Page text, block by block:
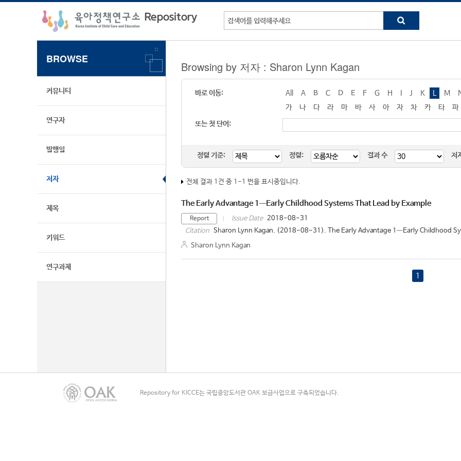
BROWSE
커뮤니티
연구자
발행일
저자
제목
키워드
연구과제
Browsing by 저자 : Sharon Lynn Kagan
바로 이동: All A B C D E F G H J K M
가
나 다 라 마 바 사 아 자 차 카 타 파
또는 첫 단어:
정렬 기준: 정렬: 결과 수 저
전체 결과 1건 중 1-1 번을 표시중입니다.
The Early Advantage 1—Early Childhood Systems That Lead by Example
Report Issue Date 2018-08-31
Citation Sharon Lynn Kagan. (2018-08-31). The Early Advantage 1—Early Childhood
Sharon Lynn Kagan
1
Repository for KICCE는 국립중앙도서관 OAK 보급사업으로 구축되었습니다.